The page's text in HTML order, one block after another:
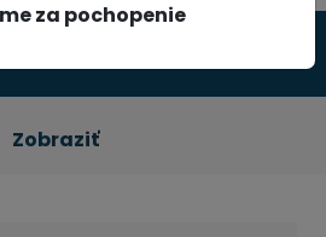
Zobraziť
za pochopenie